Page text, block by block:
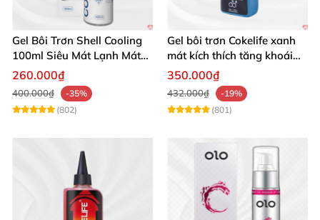
Gel Bôi Trơn Shell Cooling
100ml Siêu Mát Lạnh Mát
Lâu
260.000₫
400.000₫
-35%
(802)
Gel bôi trơn Cokelife xanh
mát kích thích tăng khoái
cảm gay
350.000₫
432.000₫
-19%
(801)